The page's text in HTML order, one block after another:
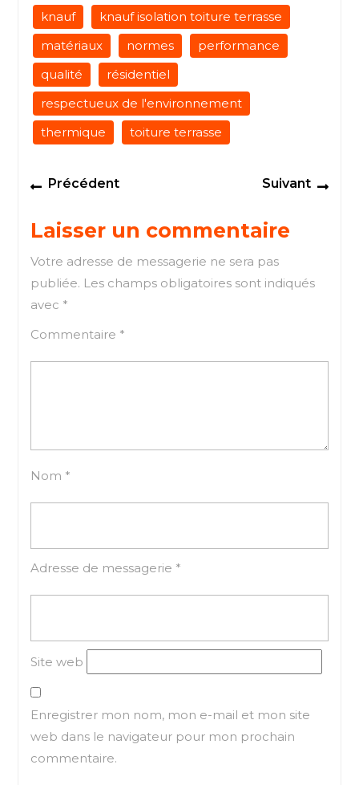
knauf
knauf isolation toiture terrasse
matériaux
normes
performance
qualité
résidentiel
respectueux de l'environnement
thermique
toiture terrasse
Navigation
de
l’article
PrécédentPrevious
Suivant
Laisser un commentaire
Votre adresse de messagerie ne sera pas
publiée. Les champs obligatoires sont indiqués
avec *
Commentaire *
Nom *
Adresse de messagerie *
Site web
Enregistrer mon nom, mon e-mail et mon site
web dans le navigateur pour mon prochain
commentaire.